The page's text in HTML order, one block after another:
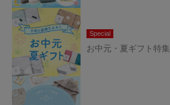
Special
お中元・夏ギフト特集